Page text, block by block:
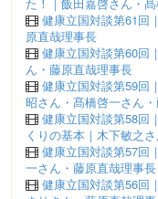
健康立国対談第61回
原直哉理事長
健康立国対談第60回
ん・藤原直哉理事長
健康立国対談第59回
昭さん・髙橋啓一さん
健康立国対談第58回
くりの基本｜木下敏之
健康立国対談第57回
一さん・藤原直哉理事長
健康立国対談第56回